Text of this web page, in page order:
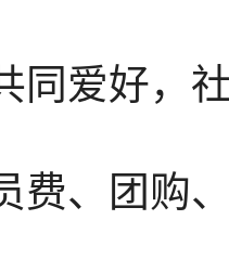
同爱好，
费、团购